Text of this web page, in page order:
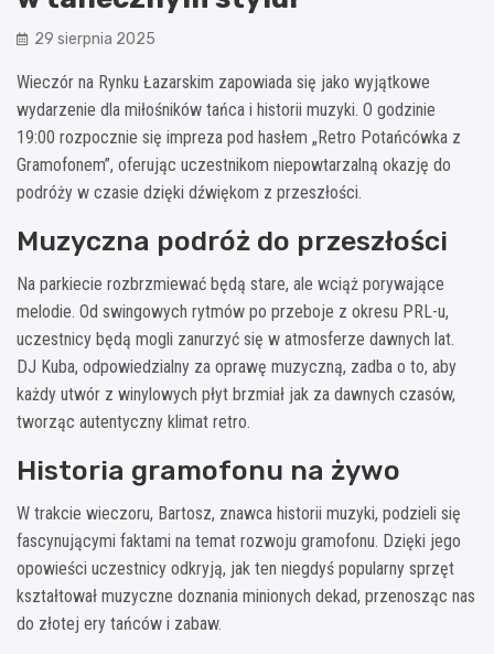
29 sierpnia 2025
Wieczór na Rynku Łazarskim zapowiada się jako wyjątkowe
wydarzenie dla miłośników tańca i historii muzyki. O godzinie
19:00 rozpocznie się impreza pod hasłem „Retro Potańcówka z
Gramofonem”, oferując uczestnikom niepowtarzalną okazję do
podróży w czasie dzięki dźwiękom z przeszłości.
Muzyczna podróż do przeszłości
Na parkiecie rozbrzmiewać będą stare, ale wciąż porywające
melodie. Od swingowych rytmów po przeboje z okresu PRL-u,
uczestnicy będą mogli zanurzyć się w atmosferze dawnych lat.
DJ Kuba, odpowiedzialny za oprawę muzyczną, zadba o to, aby
każdy utwór z winylowych płyt brzmiał jak za dawnych czasów,
tworząc autentyczny klimat retro.
Historia gramofonu na żywo
W trakcie wieczoru, Bartosz, znawca historii muzyki, podzieli się
fascynującymi faktami na temat rozwoju gramofonu. Dzięki jego
opowieści uczestnicy odkryją, jak ten niegdyś popularny sprzęt
kształtował muzyczne doznania minionych dekad, przenosząc nas
do złotej ery tańców i zabaw.